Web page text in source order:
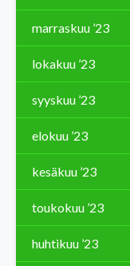
marraskuu ’23
lokakuu ’23
syyskuu ’23
elokuu ’23
kesäkuu ’23
toukokuu ’23
huhtikuu ’23